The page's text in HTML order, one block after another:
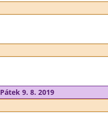
Pátek 9. 8. 2019